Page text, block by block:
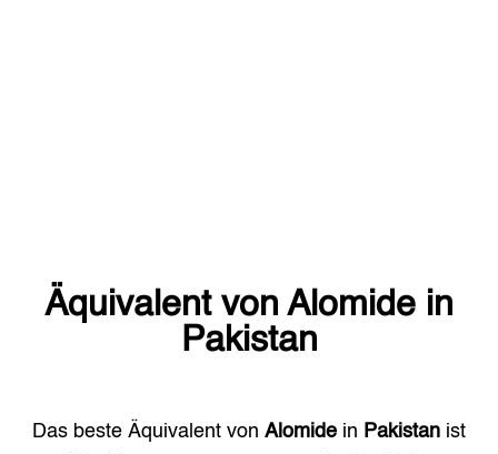
Äquivalent von Alomide in
Pakistan
Das beste Äquivalent von Alomide in Pakistan ist